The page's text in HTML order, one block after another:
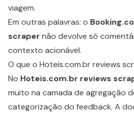
viagem.
Em outras palavras: o
scraper não devolve só
contexto acionável.
O que o Hoteis.com.br reviews
No Hoteis.com.br reviews
muito na camada de agregação
categorização do feedback. A